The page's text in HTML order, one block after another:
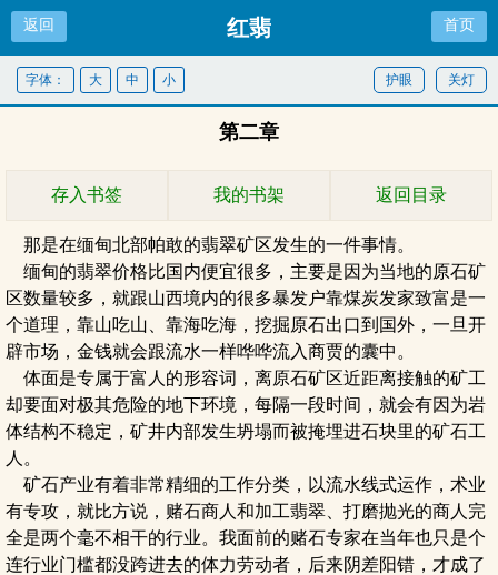
返回 红翡 首页
关灯
护眼
字体： 大 中 小
第二章
存入书签 我的书架 返回目录
那是在缅甸北部帕敢的翡翠矿区发生的一件事情。
缅甸的翡翠价格比国内便宜很多，主要是因为当地的原石矿
区数量较多，就跟山西境内的很多暴发户靠煤炭发家致富是一
个道理，靠山吃山、靠海吃海，挖掘原石出口到国外，一旦开
辟市场，金钱就会跟流水一样哗哗流入商贾的囊中。
体面是专属于富人的形容词，离原石矿区近距离接触的矿工
却要面对极其危险的地下环境，每隔一段时间，就会有因为岩
体结构不稳定，矿井内部发生坍塌而被掩埋进石块里的矿石工
人。
矿石产业有着非常精细的工作分类，以流水线式运作，术业
有专攻，就比方说，赌石商人和加工翡翠、打磨抛光的商人完
全是两个毫不相干的行业。我面前的赌石专家在当年也只是个
连行业门槛都没跨进去的体力劳动者，后来阴差阳错，才成了